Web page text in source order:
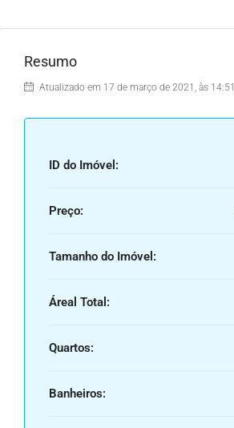
Resumo
Atualizado em 17 de março de 2021, às 14:51
ID do Imóvel:
Preço:
Tamanho do Imóvel:
Áreal Total:
Quartos:
Banheiros: